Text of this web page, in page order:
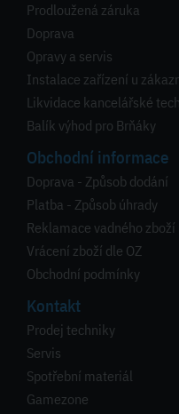
Prodloužená záruka
Doprava
Opravy a servis
Instalace zařízení u
Likvidace kancelářské
Balík výhod pro Brňáky
Obchodní informace
Doprava - Způsob dodání
Platba - Způsob úhrady
Reklamace vadného zboží
Vrácení zboží dle OZ
Obchodní podmínky
Kontakt
Prodej techniky
Servis
Spotřební materiál
Gamezone